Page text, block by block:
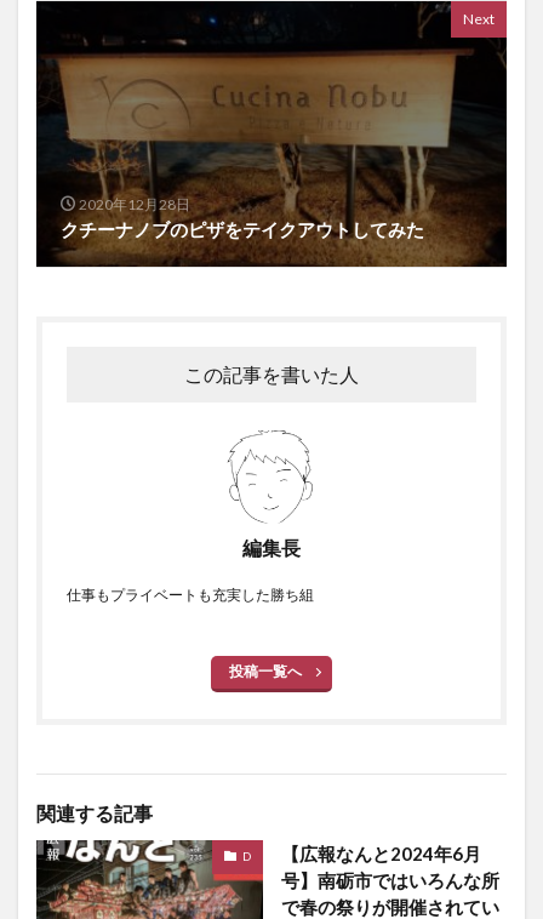
Next
2020年12月28日
クチーナノブのピザをテイクアウトしてみた
この記事を書いた人
編集長
仕事もプライベートも充実した勝ち組
投稿一覧へ
関連する記事
D
【広報なんと2024年6月
号】南砺市ではいろんな所
で春の祭りが開催されてい